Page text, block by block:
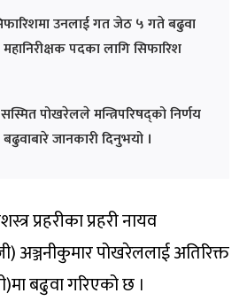
उनलाई गत जेठ ५ गते बढुवा
पदका लागि सिफारिश
पोखरेलले मन्त्रिपरिषद्को निर्णय
जानकारी दिनुभयो ।
प्रहरीका प्रहरी नायव
अञ्जनीकुमार पोखरेललाई अतिरिक्त
बढुवा गरिएको छ ।